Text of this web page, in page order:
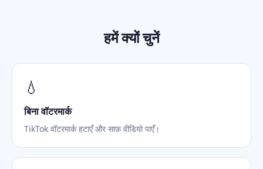
हमें क्यों चुनें
💧
बिना वॉटरमार्क
TikTok वॉटरमार्क हटाएँ और साफ़ वीडियो पाएँ।